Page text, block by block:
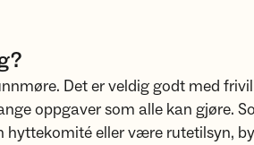
Det er veldig godt med
oppgaver som alle kan gjøre.
hyttekomité eller være rutetilsyn,